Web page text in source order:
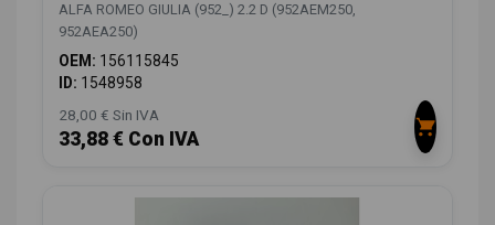
ALFA ROMEO GIULIA (952_) 2.2 D (952AEM250,
952AEA250)
OEM: 156115845
ID: 1548958
28,00 € Sin IVA
33,88 € Con IVA